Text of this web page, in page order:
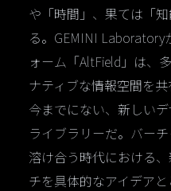
や「時間」、果ては「
る。GEMINI Laboratory
ォーム「AltField」は、
ナティブな情報空間を
今までにない、新しい
ライブラリーだ。バー
溶け合う時代における
チを具体的なアイデアと